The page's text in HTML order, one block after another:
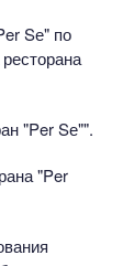
Sе" по
"Per Sе"".
"Per